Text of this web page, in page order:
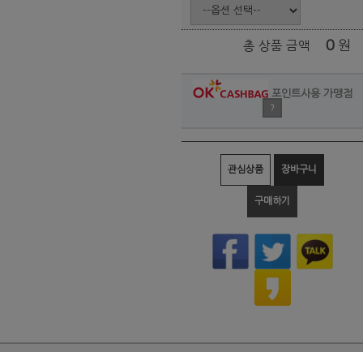
총 상품 금액 0 원
포인트사용 가맹점
?
관심상품 장바구니
구매하기